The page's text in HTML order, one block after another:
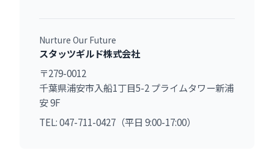
Nurture Our Future
スタッツギルド株式会社
〒279-0012
千葉県浦安市入船1丁目5-2 プライムタワー新浦
安 9F
TEL: 047-711-0427（平日 9:00-17:00）